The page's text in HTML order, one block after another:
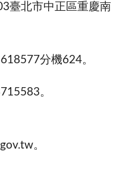
臺北市中正區重慶南
分機624。
。
。